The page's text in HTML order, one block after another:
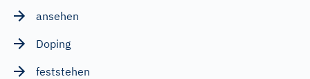
ansehen
Doping
feststehen